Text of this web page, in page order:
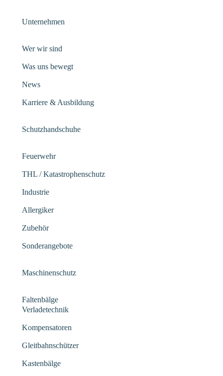
Unternehmen
Wer wir sind
Was uns bewegt
News
Karriere & Ausbildung
Schutzhandschuhe
Feuerwehr
THL / Katastrophenschutz
Industrie
Allergiker
Zubehör
Sonderangebote
Maschinenschutz
Faltenbälge
Verladetechnik
Kompensatoren
Gleitbahnschützer
Kastenbälge